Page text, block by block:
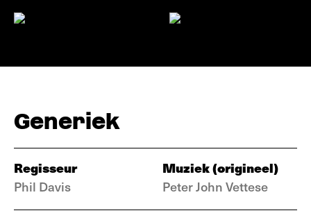
Generiek
Regisseur
Phil Davis
Muziek (origineel)
Peter John Vettese